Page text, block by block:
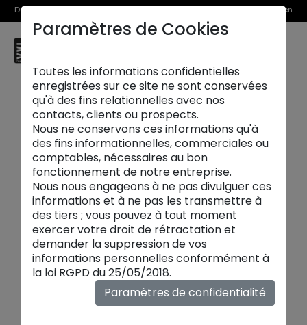
Du 1er au 31 août, découvrez >> nos Offres Spéciales et l’Offre Reprise en
magasin
Chaises design:
chaises design , qui associent
élégance et confort pour sublimer votre
Paramètres de Cookies
Toutes les informations confidentielles
enregistrées sur ce site ne sont conservées
qu'à des fins relationnelles avec nos
contacts, clients ou prospects.
Nous ne conservons ces informations qu'à
des fins informationnelles, commerciales ou
comptables, nécessaires au bon
fonctionnement de notre entreprise.
Nous nous engageons à ne pas divulguer ces
informations et à ne pas les transmettre à
des tiers ; vous pouvez à tout moment
exercer votre droit de rétractation et
demander la suppression de vos
informations personnelles conformément à
la loi RGPD du 25/05/2018.
Paramètres de confidentialité